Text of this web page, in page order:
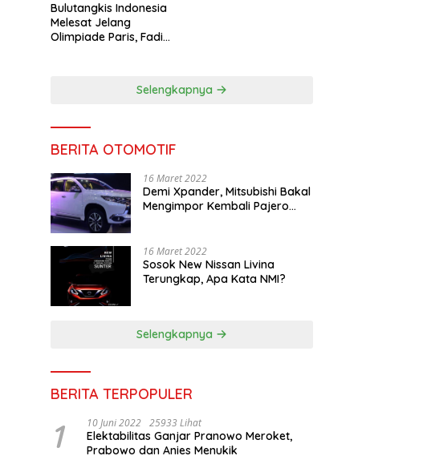
Bulutangkis Indonesia
Melesat Jelang
Olimpiade Paris, Fadil
Selengkapnya
BERITA OTOMOTIF
16 Maret 2022
Demi Xpander, Mitsubishi Bakal
Mengimpor Kembali Pajero
16 Maret 2022
Sosok New Nissan Livina
Terungkap, Apa Kata NMI?
Selengkapnya
BERITA TERPOPULER
1 10 Juni 2022 25933 Lihat
Elektabilitas Ganjar Pranowo Meroket,
Prabowo dan Anies Menukik